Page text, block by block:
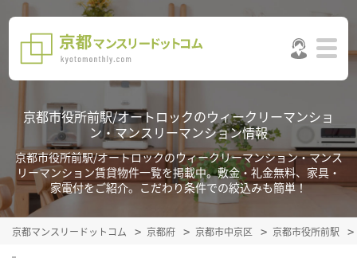
京都市役所前駅/オートロックのウィークリーマンショ
ン・マンスリーマンション情報
京都市役所前駅/オートロックのウィークリーマンション・マンス
リーマンション賃貸物件一覧を掲載中。敷金・礼金無料、家具・
家電付をご紹介。こだわり条件での絞込みも簡単！
京都マンスリードットコム 京都府 京都市中京区 京都市役所前駅